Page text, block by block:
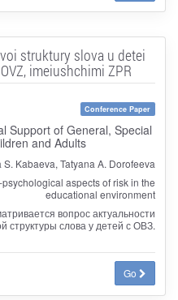
struktury slova u detei
imeiushchimi ZPR
Conference Paper
Support of General, Special
and Adults
S. Kabaeva, Tatyana A. Dorofeeva
aspects of risk in the
educational environment
вопрос актуальности
структуры слова у детей с ОВЗ.
Go